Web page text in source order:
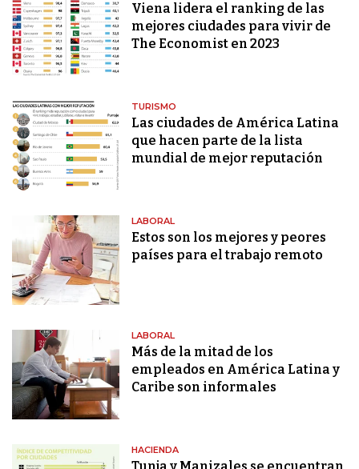
Viena lidera el ranking de las
mejores ciudades para vivir de
The Economist en 2023
TURISMO
Las ciudades de América Latina
que hacen parte de la lista
mundial de mejor reputación
LABORAL
Estos son los mejores y peores
países para el trabajo remoto
LABORAL
Más de la mitad de los
empleados en América Latina y
Caribe son informales
HACIENDA